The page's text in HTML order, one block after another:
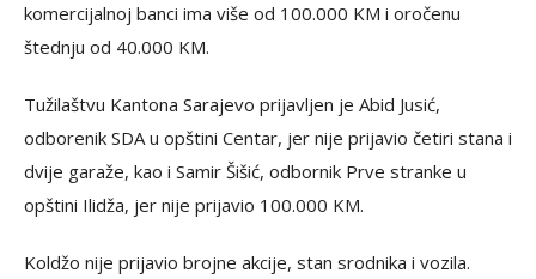
komercijalnoj banci ima više od 100.000 KM i oročenu
štednju od 40.000 KM.
Tužilaštvu Kantona Sarajevo prijavljen je Abid Jusić,
odborenik SDA u opštini Centar, jer nije prijavio četiri stana i
dvije garaže, kao i Samir Šišić, odbornik Prve stranke u
opštini Ilidža, jer nije prijavio 100.000 KM.
Koldžo nije prijavio brojne akcije, stan srodnika i vozila.